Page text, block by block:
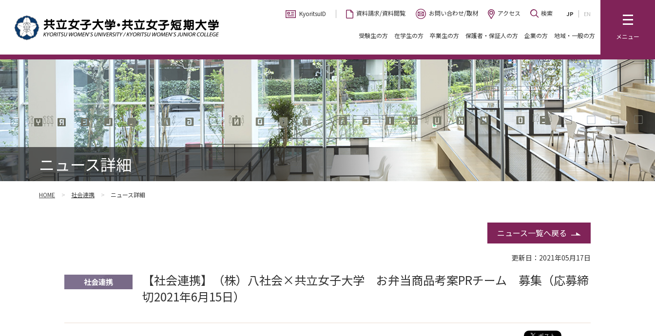
メニュー
検索 JP EN
KyoritsuID 資料請求/資料閲覧 お問い合わせ/取材 アクセス
受験生の方 在学生の方 卒業生の方 保護者・保証人の方 企業の方 地域・一般の方
ニュース詳細
HOME 社会連携 ニュース詳細
ニュース一覧へ戻る
更新日：2021年05月17日
社会連携
【社会連携】（株）八社会×共立女子大学 お弁当商品考案PRチーム 募集（応募締
切2021年6月15日）